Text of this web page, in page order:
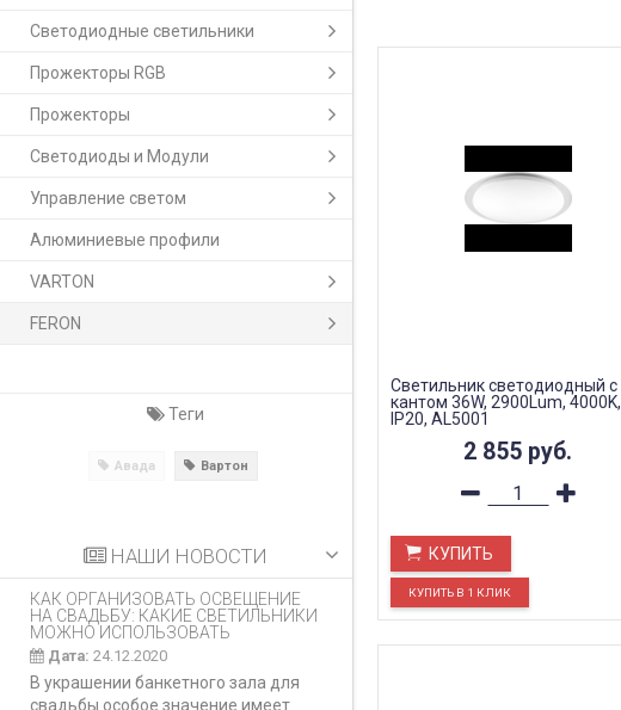
Светодиодные светильники
Прожекторы RGB
Прожекторы
Светодиоды и Модули
Управление светом
Алюминиевые профили
VARTON
FERON
Теги
Авада Вартон
НАШИ НОВОСТИ
КАК ОРГАНИЗОВАТЬ ОСВЕЩЕНИЕ
НА СВАДЬБУ: КАКИЕ СВЕТИЛЬНИКИ
МОЖНО ИСПОЛЬЗОВАТЬ
Дата: 24.12.2020
В украшении банкетного зала для
свадьбы особое значение имеет
Светильник светодиодный с
кантом 36W, 2900Lum, 4000K,
IP20, AL5001
2 855 руб.
КУПИТЬ